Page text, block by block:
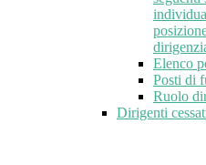
Elenco
Posti di
Ruolo
Dirigenti